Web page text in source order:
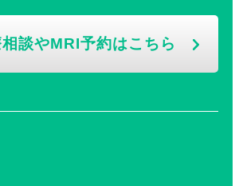
談やMRI予約はこちら